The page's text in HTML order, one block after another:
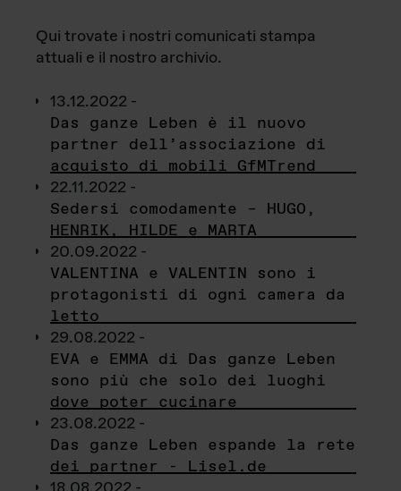
Qui trovate i nostri comunicati stampa
attuali e il nostro archivio.
13.12.2022 -
Das ganze Leben è il nuovo
partner dell’associazione di
acquisto di mobili GfMTrend
22.11.2022 -
Sedersi comodamente – HUGO,
HENRIK, HILDE e MARTA
20.09.2022 -
VALENTINA e VALENTIN sono i
protagonisti di ogni camera da
letto
29.08.2022 -
EVA e EMMA di Das ganze Leben
sono più che solo dei luoghi
dove poter cucinare
23.08.2022 -
Das ganze Leben espande la rete
dei partner - Lisel.de